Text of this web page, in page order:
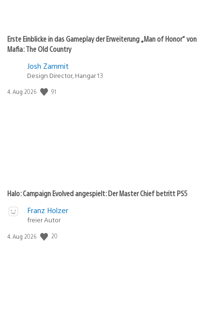
Erste Einblicke in das Gameplay der Erweiterung „Man of Honor“ von
Mafia: The Old Country
Josh Zammit
Design Director, Hangar 13
Veröffentlichungsdatum:
4. Aug 2026 91
Halo: Campaign Evolved angespielt: Der Master Chief betritt PS5
Franz Holzer
freier Autor
Veröffentlichungsdatum:
4. Aug 2026 20